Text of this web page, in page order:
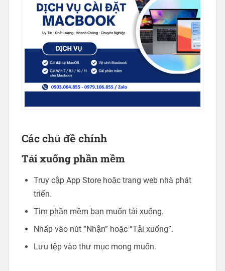
Các chủ đề chính
Tải xuống phần mềm
Truy cập App Store hoặc trang web nhà phát
triển.
Tìm phần mềm bạn muốn tải xuống.
Nhấp vào nút “Nhận” hoặc “Tải xuống”.
Lưu tệp vào thư mục mong muốn.